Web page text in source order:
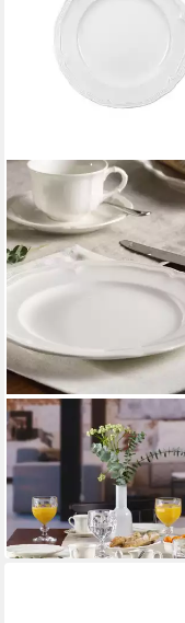
VILLEROY & BOCH
Frühstücksteller Manoir
Frühstücksteller
UVP28,90 €
-52%
in 4-5 Werktagen bei dir